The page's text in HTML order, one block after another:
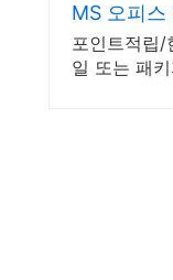
MS 오피
포인트적립/
일 또는 패